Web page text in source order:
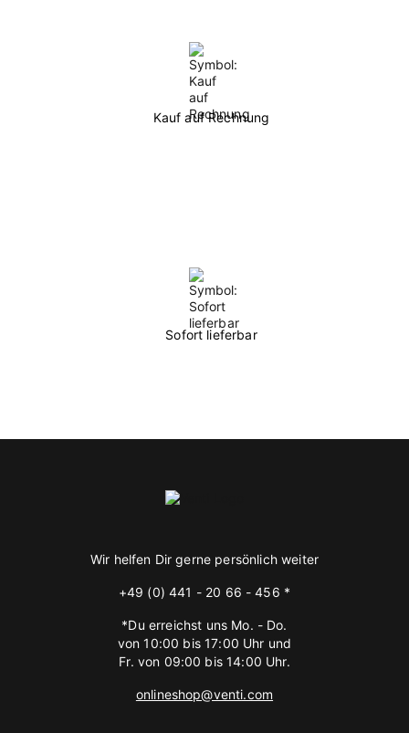
Kauf auf Rechnung
Sofort lieferbar
Wir helfen Dir gerne persönlich weiter
+49 (0) 441 - 20 66 - 456 *
*Du erreichst uns Mo. - Do.
von 10:00 bis 17:00 Uhr und
Fr. von 09:00 bis 14:00 Uhr.
onlineshop@venti.com